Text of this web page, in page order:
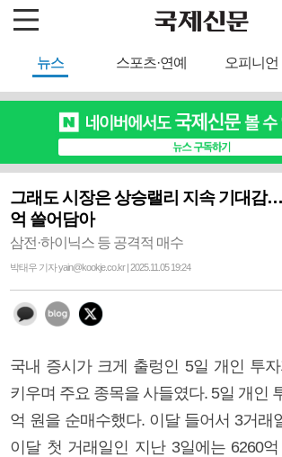
뉴스 스포츠·연예 오피니언
그래도 시장은 상승랠리 지속 기대감
억 쓸어담아
삼전·하이닉스 등 공격적 매수
박태우 기자 yain@kookje.co.kr | 2025.11.05 19:24
국내 증시가 크게 출렁인 5일 개인 투
키우며 주요 종목을 사들였다. 5일 개인
억 원을 순매수했다. 이달 들어서 3거래
이달 첫 거래일인 지난 3일에는 6260